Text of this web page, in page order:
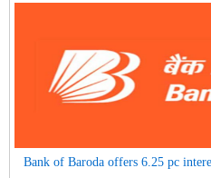
Bank of Baroda offers 6.25 pc